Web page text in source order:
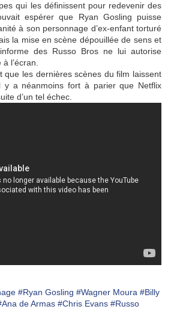
qui les définissent pour redevenir des
espérer que Ryan Gosling puisse
à son personnage d’ex-enfant torturé
la mise en scène dépouillée de sens et
des Russo Bros ne lui autorise
l’écran.
que les dernières scènes du film laissent
y a néanmoins fort à parier que Netflix
d’un tel échec.
#Ryan Gosling #Wagner Moura #Billy
de Armas #Chris Evans #Russo